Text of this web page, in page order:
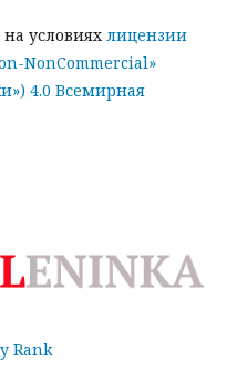
условиях лицензии
NonCommercial»
4.0 Всемирная